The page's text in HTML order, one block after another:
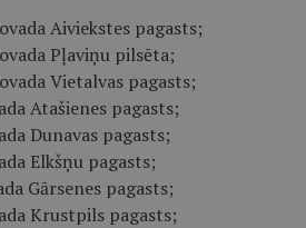
Aiviekstes pagasts;
Pļaviņu pilsēta;
Vietalvas pagasts;
Atašienes pagasts;
Dunavas pagasts;
Elkšņu pagasts;
Gārsenes pagasts;
Krustpils pagasts;